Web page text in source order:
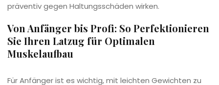
präventiv gegen Haltungsschäden wirken.
Von Anfänger bis Profi: So Perfektionieren
Sie Ihren Latzug für Optimalen
Muskelaufbau
Für Anfänger ist es wichtig, mit leichten Gewichten zu